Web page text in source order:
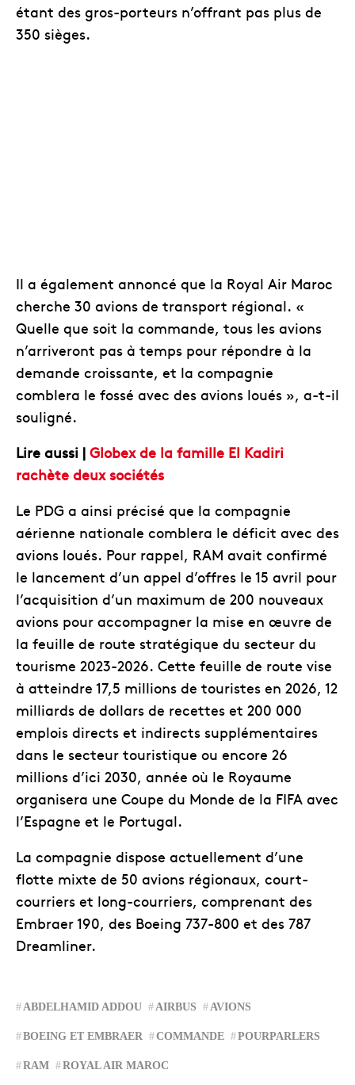
étant des gros-porteurs n’offrant pas plus de
350 sièges.
Il a également annoncé que la Royal Air Maroc
cherche 30 avions de transport régional. «
Quelle que soit la commande, tous les avions
n’arriveront pas à temps pour répondre à la
demande croissante, et la compagnie
comblera le fossé avec des avions loués », a-t-il
souligné.
Lire aussi | Globex de la famille El Kadiri
rachète deux sociétés
Le PDG a ainsi précisé que la compagnie
aérienne nationale comblera le déficit avec des
avions loués. Pour rappel, RAM avait confirmé
le lancement d’un appel d’offres le 15 avril pour
l’acquisition d’un maximum de 200 nouveaux
avions pour accompagner la mise en œuvre de
la feuille de route stratégique du secteur du
tourisme 2023-2026. Cette feuille de route vise
à atteindre 17,5 millions de touristes en 2026, 12
milliards de dollars de recettes et 200 000
emplois directs et indirects supplémentaires
dans le secteur touristique ou encore 26
millions d’ici 2030, année où le Royaume
organisera une Coupe du Monde de la FIFA avec
l’Espagne et le Portugal.
La compagnie dispose actuellement d’une
flotte mixte de 50 avions régionaux, court-
courriers et long-courriers, comprenant des
Embraer 190, des Boeing 737-800 et des 787
Dreamliner.
ABDELHAMID ADDOU AIRBUS AVIONS
BOEING ET EMBRAER COMMANDE POURPARLERS
RAM ROYAL AIR MAROC